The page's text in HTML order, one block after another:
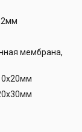
мембрана,